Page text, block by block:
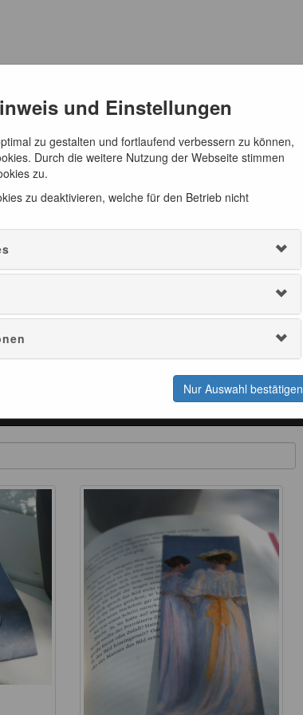
und Einstellungen
zu gestalten und fortlaufend verbessern zu können,
Durch die weitere Nutzung der Webseite stimmen
zu.
zu deaktivieren, welche für den Betrieb nicht
Nur Auswahl bestätigen